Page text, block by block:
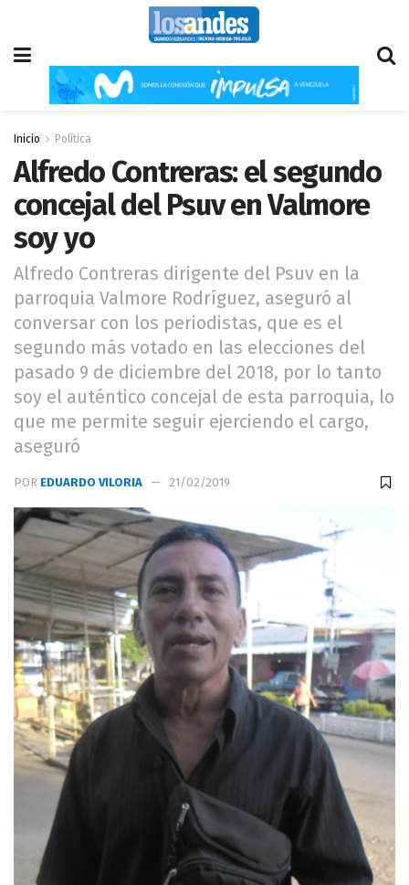
Inicio Política
Alfredo Contreras: el segundo
concejal del Psuv en Valmore
soy yo
Alfredo Contreras dirigente del Psuv en la
parroquia Valmore Rodríguez, aseguró al
conversar con los periodistas, que es el
segundo más votado en las elecciones del
pasado 9 de diciembre del 2018, por lo tanto
soy el auténtico concejal de esta parroquia, lo
que me permite seguir ejerciendo el cargo,
aseguró
POR EDUARDO VILORIA 21/02/2019